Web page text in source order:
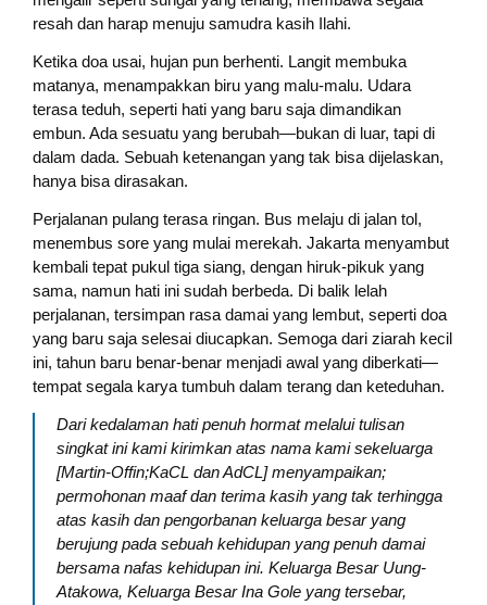
resah dan harap menuju samudra kasih Ilahi.
Ketika doa usai, hujan pun berhenti. Langit membuka
matanya, menampakkan biru yang malu-malu. Udara
terasa teduh, seperti hati yang baru saja dimandikan
embun. Ada sesuatu yang berubah—bukan di luar, tapi di
dalam dada. Sebuah ketenangan yang tak bisa dijelaskan,
hanya bisa dirasakan.
Perjalanan pulang terasa ringan. Bus melaju di jalan tol,
menembus sore yang mulai merekah. Jakarta menyambut
kembali tepat pukul tiga siang, dengan hiruk-pikuk yang
sama, namun hati ini sudah berbeda. Di balik lelah
perjalanan, tersimpan rasa damai yang lembut, seperti doa
yang baru saja selesai diucapkan. Semoga dari ziarah kecil
ini, tahun baru benar-benar menjadi awal yang diberkati—
tempat segala karya tumbuh dalam terang dan keteduhan.
Dari kedalaman hati penuh hormat melalui tulisan
singkat ini kami kirimkan atas nama kami sekeluarga
[Martin-Offin;KaCL dan AdCL] menyampaikan;
permohonan maaf dan terima kasih yang tak terhingga
atas kasih dan pengorbanan keluarga besar yang
berujung pada sebuah kehidupan yang penuh damai
bersama nafas kehidupan ini. Keluarga Besar Uung-
Atakowa, Keluarga Besar Ina Gole yang tersebar,